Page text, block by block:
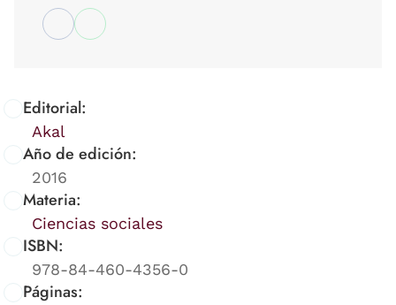
Editorial:
Akal
Año de edición:
2016
Materia:
Ciencias sociales
ISBN:
978-84-460-4356-0
Páginas: